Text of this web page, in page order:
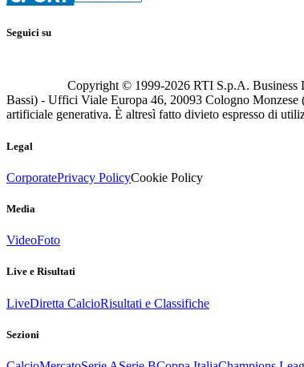
Seguici su
Copyright © 1999-2026 RTI S.p.A. Business
Bassi) - Uffici Viale Europa 46, 20093 Cologno Monzese
artificiale generativa. È altresì fatto divieto espresso di
Legal
CorporatePrivacy PolicyCookie Policy
Media
VideoFoto
Live e Risultati
LiveDiretta CalcioRisultati e Classifiche
Sezioni